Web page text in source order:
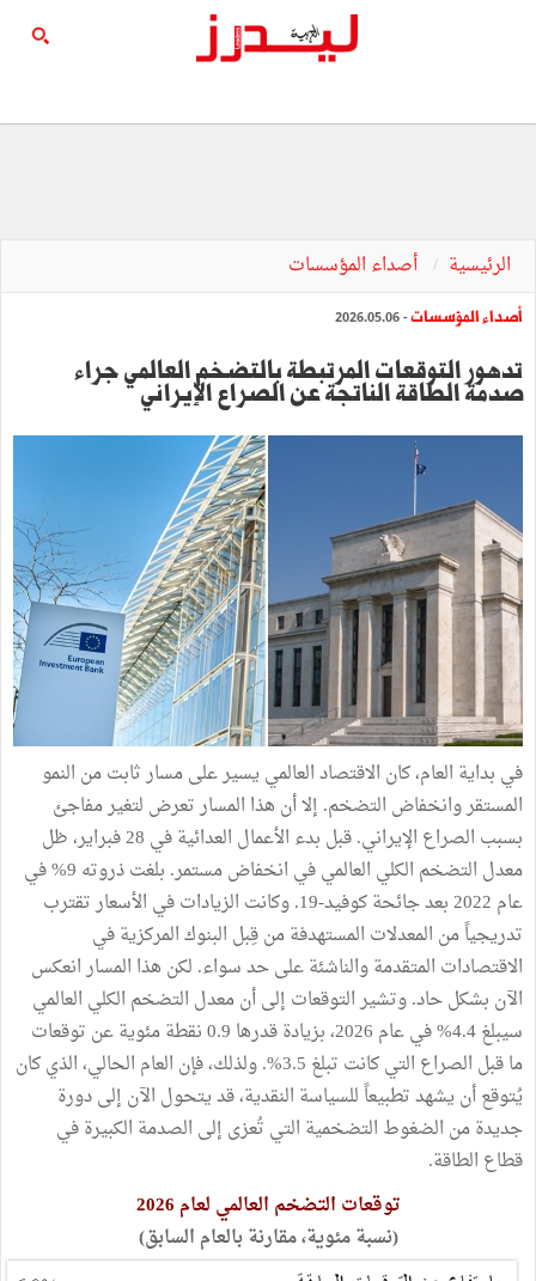
الرئيسية أصداء المؤسسات
أصداء المؤسسات- 2026.05.06
تدهور التوقعات المرتبطة بالتضخم العالمي جراء
صدمة الطاقة الناتجة عن الصراع الإيراني
في بداية العام، كان الاقتصاد العالمي يسير على مسار ثابت من النمو
المستقر وانخفاض التضخم. إلا أن هذا المسار تعرض لتغير مفاجئ
بسبب الصراع الإيراني. قبل بدء الأعمال العدائية في 28 فبراير، ظل
معدل التضخم الكلي العالمي في انخفاض مستمر. بلغت ذروته 9% في
عام 2022 بعد جائحة كوفيد-19. وكانت الزيادات في الأسعار تقترب
تدريجياً من المعدلات المستهدفة من قِبل البنوك المركزية في
الاقتصادات المتقدمة والناشئة على حد سواء. لكن هذا المسار انعكس
الآن بشكل حاد. وتشير التوقعات إلى أن معدل التضخم الكلي العالمي
سيبلغ 4.4% في عام 2026، بزيادة قدرها 0.9 نقطة مئوية عن توقعات
ما قبل الصراع التي كانت تبلغ 3.5%. ولذلك، فإن العام الحالي، الذي كان
يُتوقع أن يشهد تطبيعاً للسياسة النقدية، قد يتحول الآن إلى دورة
جديدة من الضغوط التضخمية التي تُعزى إلى الصدمة الكبيرة في
قطاع الطاقة.
توقعات التضخم العالمي لعام 2026
(نسبة مئوية، مقارنة بالعام السابق)